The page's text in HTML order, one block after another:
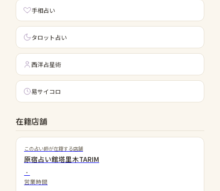
手相占い
タロット占い
西洋占星術
易サイコロ
在籍店舗
この占い師が在籍する店舗
原宿占い館塔里木TARIM
・
営業時間